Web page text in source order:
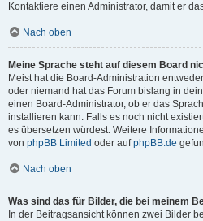
Kontaktiere einen Administrator, damit er
Nach oben
Meine Sprache steht auf diesem Board
Meist hat die Board-Administration
oder niemand hat das Forum bislang in
einen Board-Administrator, ob er das
installieren kann. Falls es noch nicht
es übersetzen würdest. Weitere
von phpBB Limited oder aufphpBB.de
Nach oben
Was sind das für Bilder, die bei meinem
In der Beitragsansicht können zwei Bilder